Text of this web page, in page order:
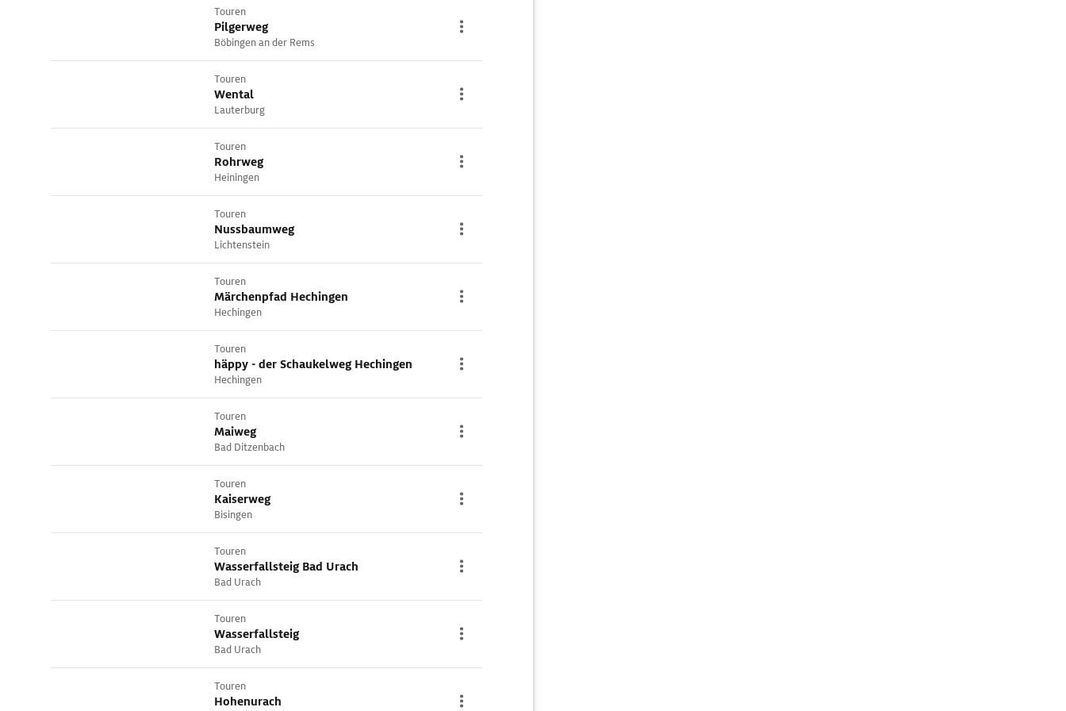
Touren
Pilgerweg
Böbingen an der Rems
Touren
Wental
Lauterburg
Touren
Rohrweg
Heiningen
Touren
Nussbaumweg
Lichtenstein
Touren
Märchenpfad Hechingen
Hechingen
Touren
häppy - der Schaukelweg Hechingen
Hechingen
Touren
Maiweg
Bad Ditzenbach
Touren
Kaiserweg
Bisingen
Touren
Wasserfallsteig Bad Urach
Bad Urach
Touren
Wasserfallsteig
Bad Urach
Touren
Hohenurach